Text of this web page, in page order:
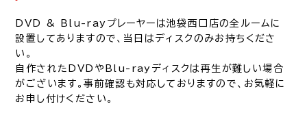
DVD & Blu-rayプレーヤーは池袋西口店の全ルームに
設置してありますので、当日はディスクのみお持ちくださ
い。
自作されたDVDやBlu-rayディスクは再生が難しい場合
がございます。事前確認も対応しておりますので、お気軽に
お申し付けください。